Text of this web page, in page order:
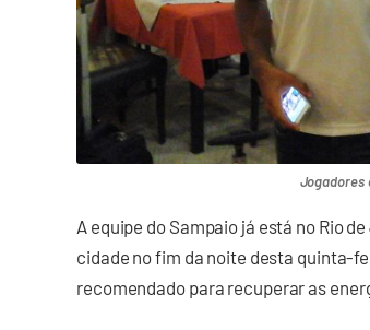
Jogadores
A equipe do Sampaio já está no Rio
cidade no fim da noite desta quinta-
recomendado para recuperar as